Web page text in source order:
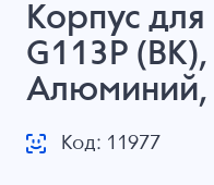
Корпус
G113P
Алюминий,
Код: 11977